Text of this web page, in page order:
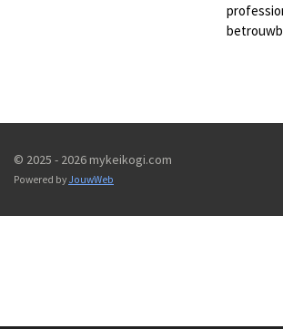
© 2025 - 2026 mykeikogi.com
Powered by JouwWeb